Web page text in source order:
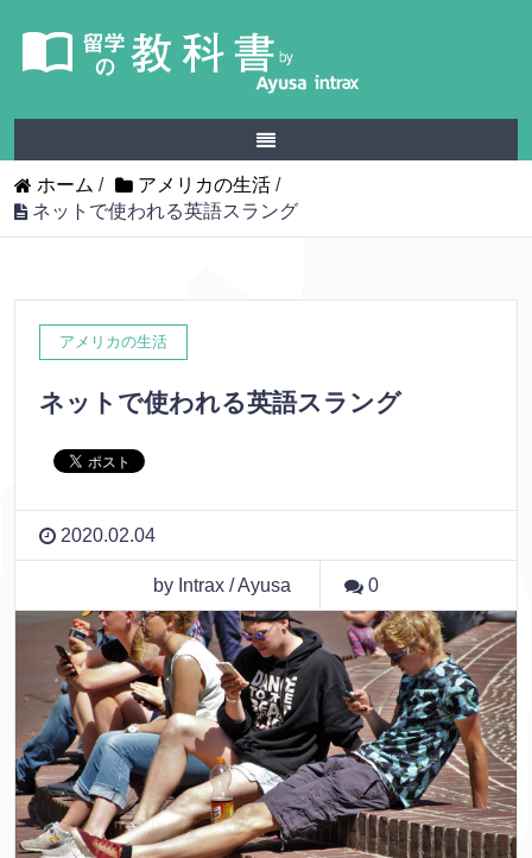
ホーム / アメリカの生活 /
ネットで使われる英語スラング
アメリカの生活
ネットで使われる英語スラング
2020.02.04
by Intrax / Ayusa 0